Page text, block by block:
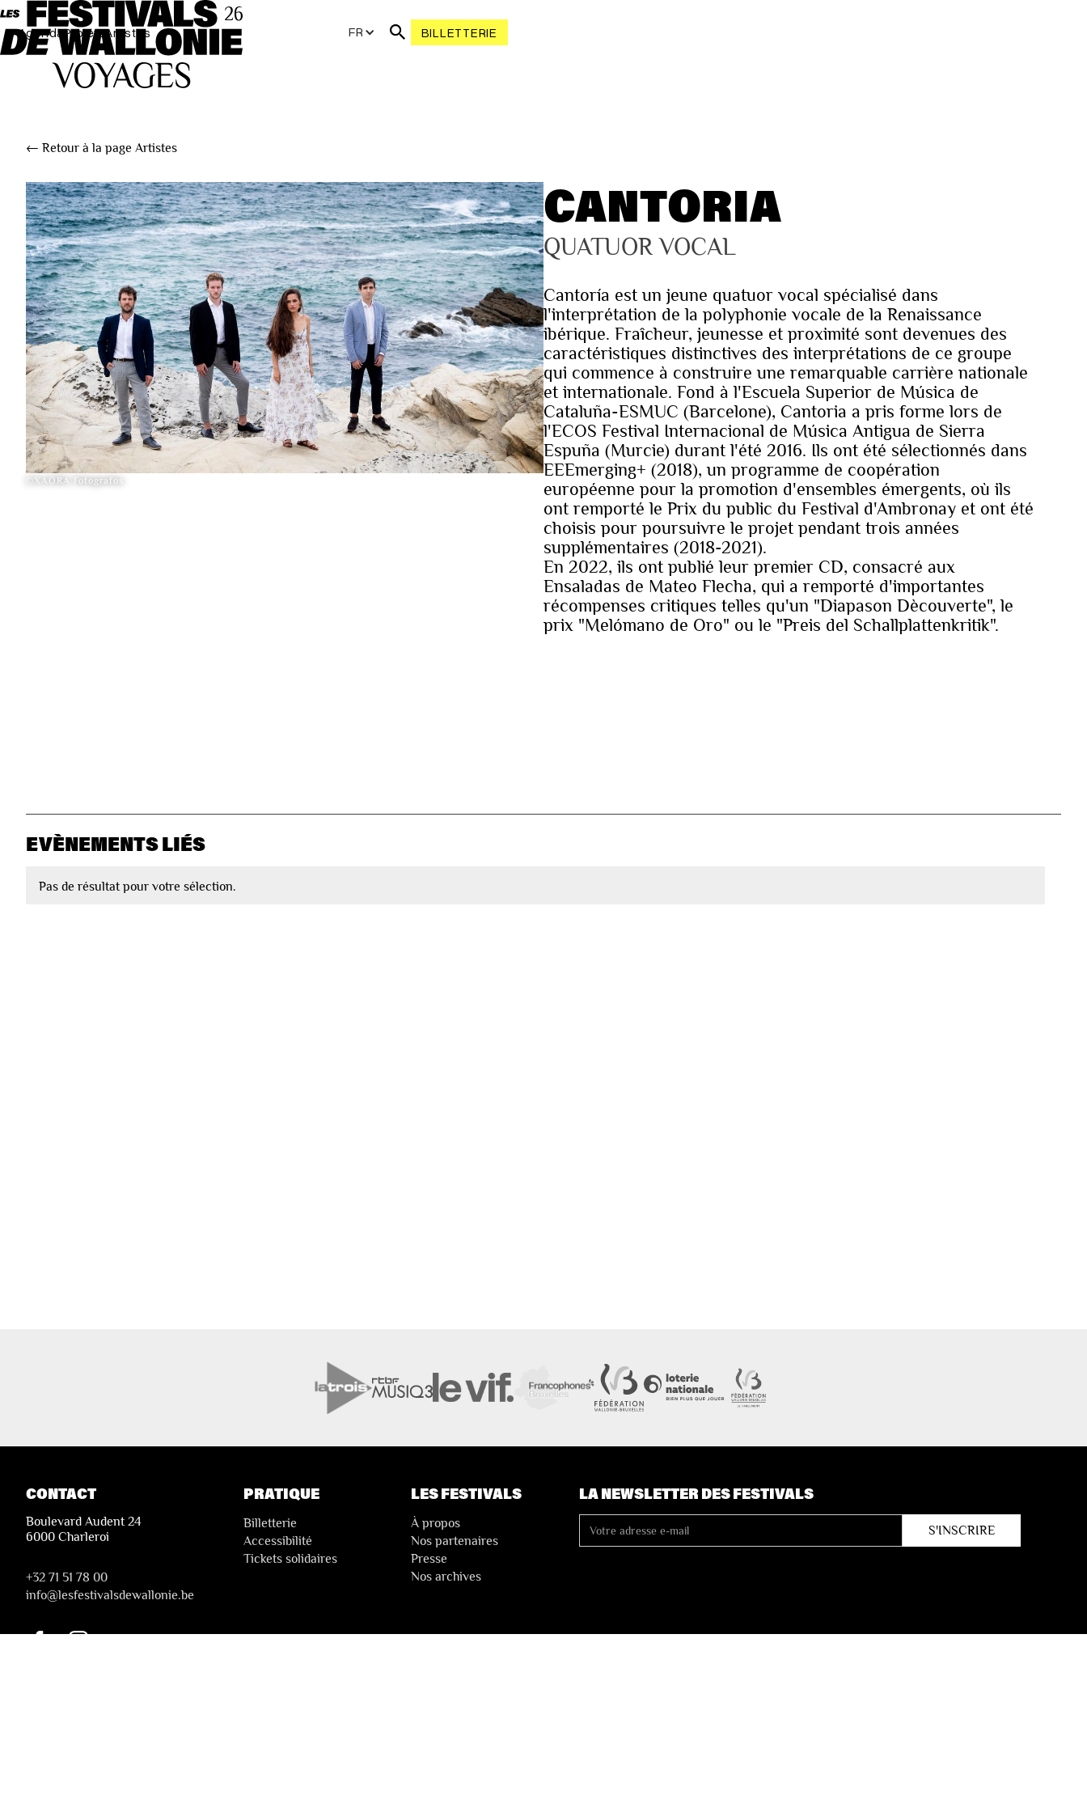
AgendaProjetsArtistes FR BILLETTERIE
← Retour à la page Artistes
©XAORA Fotografos
CANTORIA
QUATUOR VOCAL
Cantoría est un jeune quatuor vocal spécialisé dans
l'interprétation de la polyphonie vocale de la Renaissance
ibérique. Fraîcheur, jeunesse et proximité sont devenues des
caractéristiques distinctives des interprétations de ce groupe
qui commence à construire une remarquable carrière nationale
et internationale. Fond à l'Escuela Superior de Música de
Cataluña-ESMUC (Barcelone), Cantoria a pris forme lors de
l'ECOS Festival Internacional de Música Antigua de Sierra
Espuña (Murcie) durant l'été 2016. Ils ont été sélectionnés dans
EEEmerging+ (2018), un programme de coopération
européenne pour la promotion d'ensembles émergents, où ils
ont remporté le Prix du public du Festival d'Ambronay et ont été
choisis pour poursuivre le projet pendant trois années
supplémentaires (2018-2021).
En 2022, ils ont publié leur premier CD, consacré aux
Ensaladas de Mateo Flecha, qui a remporté d'importantes
récompenses critiques telles qu'un "Diapason Dècouverte", le
prix "Melómano de Oro" ou le "Preis del Schallplattenkritik".
EVÈNEMENTS LIÉS
Pas de résultat pour votre sélection.
CONTACT
Boulevard Audent 24
6000 Charleroi
+32 71 51 78 00
info@lesfestivalsdewallonie.be
PRATIQUE
Billetterie
Accessibilité
Tickets solidaires
LES FESTIVALS
À propos
Nos partenaires
Presse
Nos archives
LA NEWSLETTER DES FESTIVALS